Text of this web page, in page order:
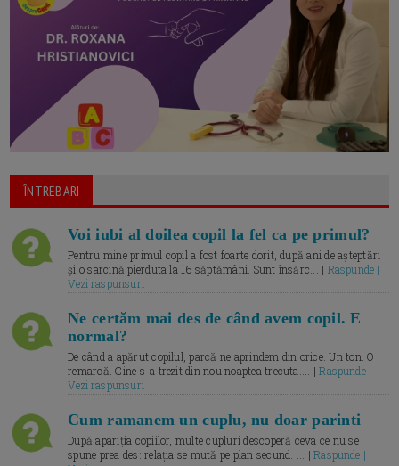
ÎNTREBARI
Voi iubi al doilea copil la fel ca pe primul?
Pentru mine primul copil a fost foarte dorit, după ani de așteptări
și o sarcină pierduta la 16 săptămâni. Sunt însărc... | Raspunde |
Vezi raspunsuri
Ne certăm mai des de când avem copil. E
normal?
De când a apărut copilul, parcă ne aprindem din orice. Un ton. O
remarcă. Cine s-a trezit din nou noaptea trecuta.... |Raspunde |
Vezi raspunsuri
Cum ramanem un cuplu, nu doar parinti
După apariția copiilor, multe cupluri descoperă ceva ce nu se
spune prea des: relația se mută pe plan secund. ... |Raspunde |